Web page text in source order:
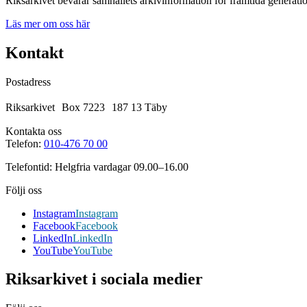
Läs mer om oss här
Kontakt
Postadress
Riksarkivet Box 7223 187 13 Täby
Kontakta oss
Telefon: 010-476 70 00
Telefontid: Helgfria vardagar 09.00–16.00
Följi oss
InstagramInstagram
FacebookFacebook
LinkedInLinkedIn
YouTubeYouTube
Riksarkivet i sociala medier